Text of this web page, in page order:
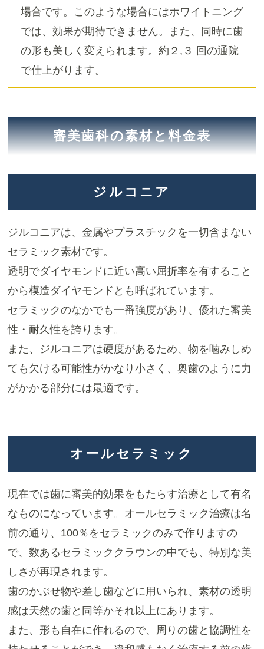
場合です。このような場合にはホワイトニング
では、効果が期待できません。また、同時に歯
の形も美しく変えられます。約２,３ 回の通院
で仕上がります。
審美歯科の素材と料金表
ジルコニア
ジルコニアは、金属やプラスチックを一切含まない
セラミック素材です。
透明でダイヤモンドに近い高い屈折率を有すること
から模造ダイヤモンドとも呼ばれています。
セラミックのなかでも一番強度があり、優れた審美
性・耐久性を誇ります。
また、ジルコニアは硬度があるため、物を噛みしめ
ても欠ける可能性がかなり小さく、奥歯のように力
がかかる部分には最適です。
オールセラミック
現在では歯に審美的効果をもたらす治療として有名
なものになっています。オールセラミック治療は名
前の通り、100％をセラミックのみで作りますの
で、数あるセラミッククラウンの中でも、特別な美
しさが再現されます。
歯のかぶせ物や差し歯などに用いられ、素材の透明
感は天然の歯と同等かそれ以上にあります。
また、形も自在に作れるので、周りの歯と協調性を